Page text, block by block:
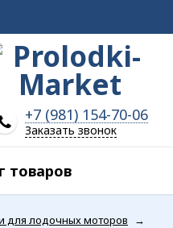
+7 (981) 154-70-06
Заказать звонок
товаров
для лодочных моторов
→